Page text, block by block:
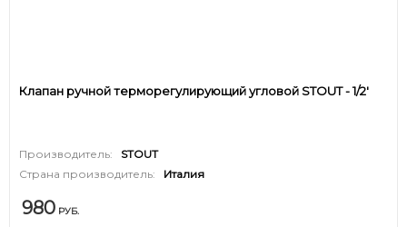
Клапан ручной терморегулирующий угловой STOUT - 1/2'
Производитель:
STOUT
Страна производитель:
Италия
980 РУБ.